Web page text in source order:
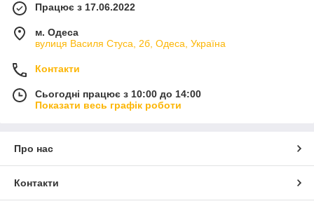
Працює з 17.06.2022
м. Одеса
вулиця Василя Стуса, 2б, Одеса, Україна
Контакти
Сьогодні працює з 10:00 до 14:00
Показати весь графік роботи
Про нас
Контакти